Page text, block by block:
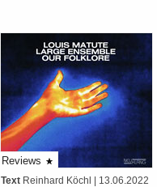
Reviews
Text Reinhard Köchl | 13.06.2022